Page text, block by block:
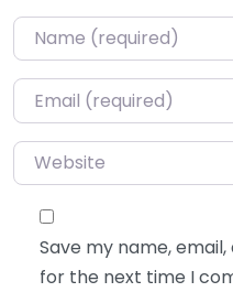
Name*
Email*
Website
Save my name,
for the next time I